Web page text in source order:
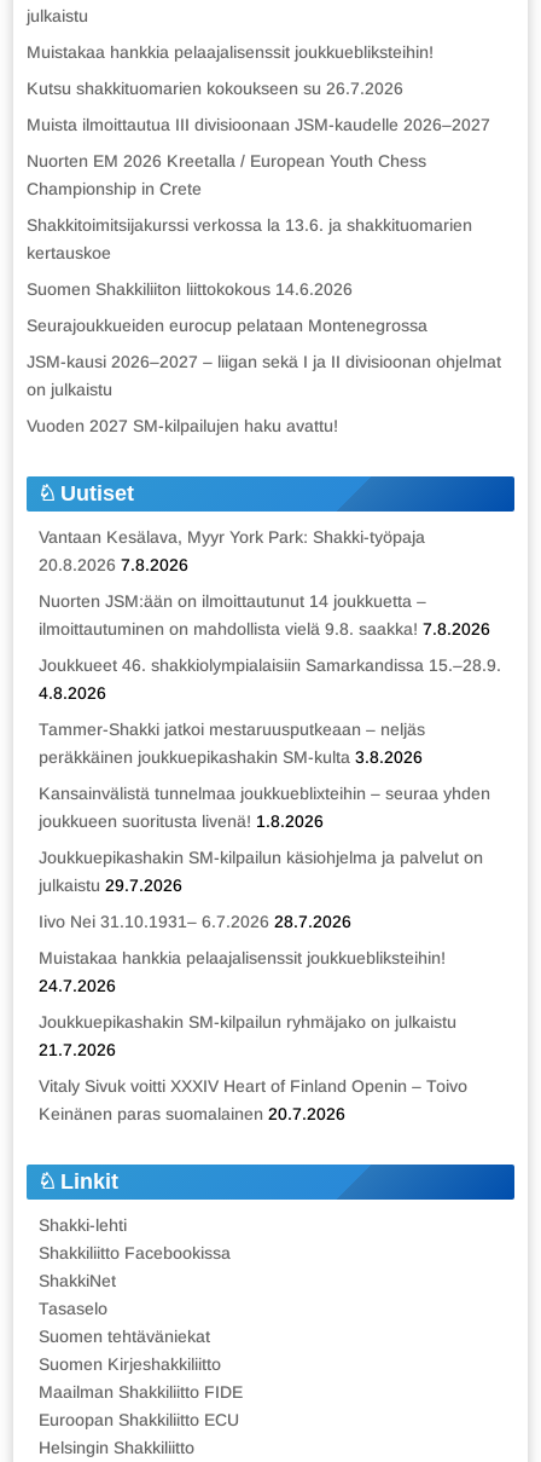
julkaistu
Muistakaa hankkia pelaajalisenssit joukkuebliksteihin!
Kutsu shakkituomarien kokoukseen su 26.7.2026
Muista ilmoittautua III divisioonaan JSM-kaudelle 2026–2027
Nuorten EM 2026 Kreetalla / European Youth Chess
Championship in Crete
Shakkitoimitsijakurssi verkossa la 13.6. ja shakkituomarien
kertauskoe
Suomen Shakkiliiton liittokokous 14.6.2026
Seurajoukkueiden eurocup pelataan Montenegrossa
JSM-kausi 2026–2027 – liigan sekä I ja II divisioonan ohjelmat
on julkaistu
Vuoden 2027 SM-kilpailujen haku avattu!
Uutiset
Vantaan Kesälava, Myyr York Park: Shakki-työpaja
20.8.2026 7.8.2026
Nuorten JSM:ään on ilmoittautunut 14 joukkuetta –
ilmoittautuminen on mahdollista vielä 9.8. saakka! 7.8.2026
Joukkueet 46. shakkiolympialaisiin Samarkandissa 15.–28.9.
4.8.2026
Tammer-Shakki jatkoi mestaruusputkeaan – neljäs
peräkkäinen joukkuepikashakin SM-kulta 3.8.2026
Kansainvälistä tunnelmaa joukkueblixteihin – seuraa yhden
joukkueen suoritusta livenä! 1.8.2026
Joukkuepikashakin SM-kilpailun käsiohjelma ja palvelut on
julkaistu 29.7.2026
Iivo Nei 31.10.1931– 6.7.2026 28.7.2026
Muistakaa hankkia pelaajalisenssit joukkuebliksteihin!
24.7.2026
Joukkuepikashakin SM-kilpailun ryhmäjako on julkaistu
21.7.2026
Vitaly Sivuk voitti XXXIV Heart of Finland Openin – Toivo
Keinänen paras suomalainen 20.7.2026
Linkit
Shakki-lehti
Shakkiliitto Facebookissa
ShakkiNet
Tasaselo
Suomen tehtäväniekat
Suomen Kirjeshakkiliitto
Maailman Shakkiliitto FIDE
Euroopan Shakkiliitto ECU
Helsingin Shakkiliitto